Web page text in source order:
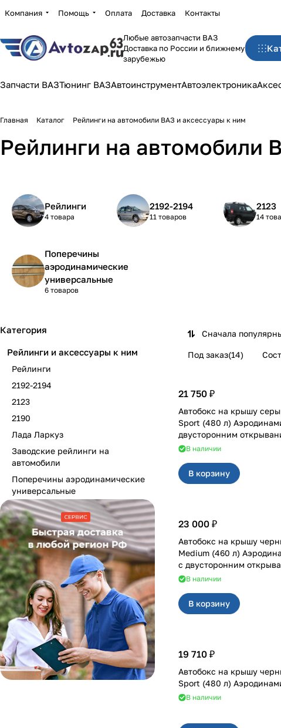
Компания Помощь Оплата Доставка Контакты
Любые автозапчасти ВАЗ
Доставка по России и ближнему
зарубежью
Запчасти ВАЗТюнинг ВАЗАвтоинструментАвтоэлектроника
Главная Каталог Рейлинги на автомобили ВАЗ и аксессуары к ним
Рейлинги на автомобили
Рейлинги
4 товара
2192-2194
11 товаров
2123
14
Поперечины
аэродинамические
универсальные
6 товаров
Сначала
Под заказ(14)
21 750 ₽
Автобокс на крышу
Sport (480 л)
двусторонним
В наличии
В корзину
23 000 ₽
Автобокс на крышу
Medium (460 л)
с двусторонним
В наличии
В корзину
19 710 ₽
Автобокс на крышу
Sport (480 л)
В наличии
Категория
Рейлинги и аксессуары к ним
Рейлинги
2192-2194
2123
2190
Лада Ларкуз
Заводские рейлинги на
автомобили
Поперечины аэродинамические
универсальные